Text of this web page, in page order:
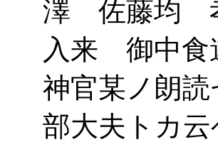
澤 佐藤均
入来 御中食
神官某ノ朗
部大夫トカ云